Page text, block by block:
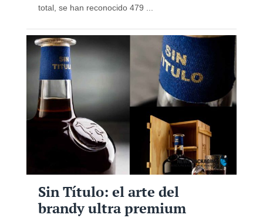
total, se han reconocido 479 ...
Sin Título: el arte del
brandy ultra premium